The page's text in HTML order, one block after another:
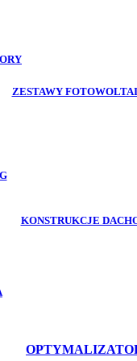
ZESTAWY
KONSTRUKCJE